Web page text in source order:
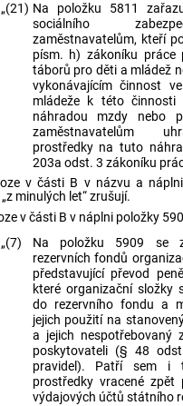
„(21) Na položku 5811
sociálního
zaměstnavatelům, kteří
písm. h) zákoníku práce
táborů pro děti a mládež
vykonávajícím činnost
mládeže k této
náhradou mzdy nebo
zaměstnavatelům
prostředky na tuto
203a odst. 3 zákoníku
v části B v názvu a
minulých let“ zrušují.
v části B v náplni položky
„(7)
Na položku 5909 se
rezervních fondů
představující převod
které organizační složky
do rezervního fondu a
jejich použití na
a jejich nespotřebovaný
poskytovateli (§ 48
pravidel). Patří sem i
prostředky vracené zpět
výdajových účtů státního